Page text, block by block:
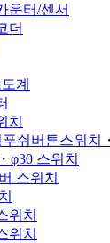
운터/센서
더
계
치
쉬버튼스위치
φ30 스위치
스위치
위치
위치